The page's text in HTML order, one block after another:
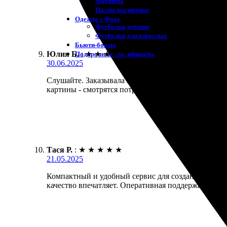
Пазлы магнитные
Одежда с Фото
Футболки детские
Футболки для взрослых
Бьюти-боксы
Подарочные сертификаты
Юлия Б. : ★ ★ ★ ★ ★
30.06.2025
Слушайте. Заказывала модульные картины,
картины - смотрятся потрясающе! Рекомендую
Тася Р. : ★ ★ ★ ★ ★
21.05.2025
Компактный и удобный сервис для создания
качество впечатляет. Оперативная поддержка